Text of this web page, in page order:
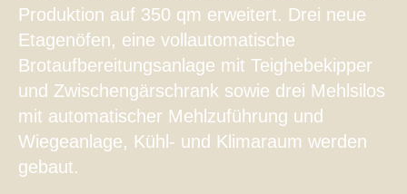
Produktion auf 350 qm erweitert. Drei neue
Etagenöfen, eine vollautomatische
Brotaufbereitungsanlage mit Teighebekipper
und Zwischengärschrank sowie drei Mehlsilos
mit automatischer Mehlzuführung und
Wiegeanlage, Kühl- und Klimaraum werden
gebaut.